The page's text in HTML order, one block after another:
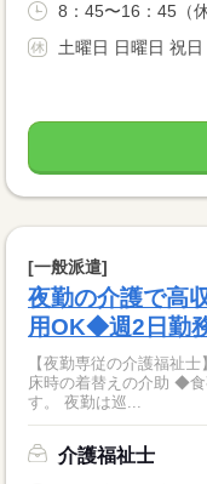
8：45〜16：45（
土曜日 日曜日 祝日
[一般派遣]
夜勤の介護で高
用OK◆週2日勤
【夜勤専従の介護福祉
床時の着替えの介助 ◆
す。 夜勤は巡...
介護福祉士